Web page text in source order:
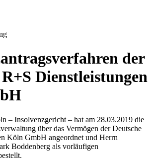
der
Dienstleistungen
– Insolvenzgericht – hat am 28.03.2019 die
über das Vermögen der Deutsche
Köln GmbH angeordnet und Herrn
Boddenberg als vorläufigen